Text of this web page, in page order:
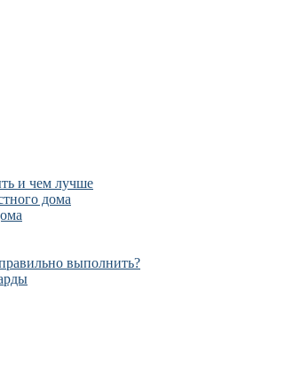
и чем лучше
дома
выполнить?